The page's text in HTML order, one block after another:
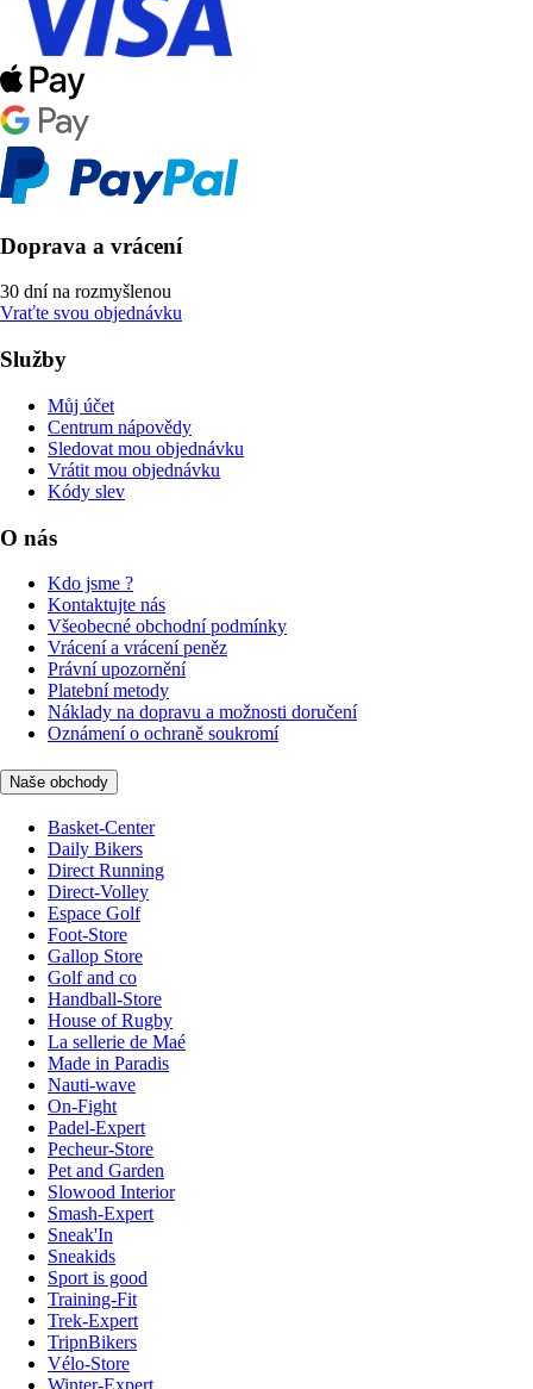
Doprava a vrácení
30 dní na rozmyšlenou
Vraťte svou objednávku
Služby
Můj účet
Centrum nápovědy
Sledovat mou objednávku
Vrátit mou objednávku
Kódy slev
O nás
Kdo jsme ?
Kontaktujte nás
Všeobecné obchodní podmínky
Vrácení a vrácení peněz
Právní upozornění
Platební metody
Náklady na dopravu a možnosti doručení
Oznámení o ochraně soukromí
Naše obchody
Basket-Center
Daily Bikers
Direct Running
Direct-Volley
Espace Golf
Foot-Store
Gallop Store
Golf and co
Handball-Store
House of Rugby
La sellerie de Maé
Made in Paradis
Nauti-wave
On-Fight
Padel-Expert
Pecheur-Store
Pet and Garden
Slowood Interior
Smash-Expert
Sneak'In
Sneakids
Sport is good
Training-Fit
Trek-Expert
TripnBikers
Vélo-Store
Winter-Expert